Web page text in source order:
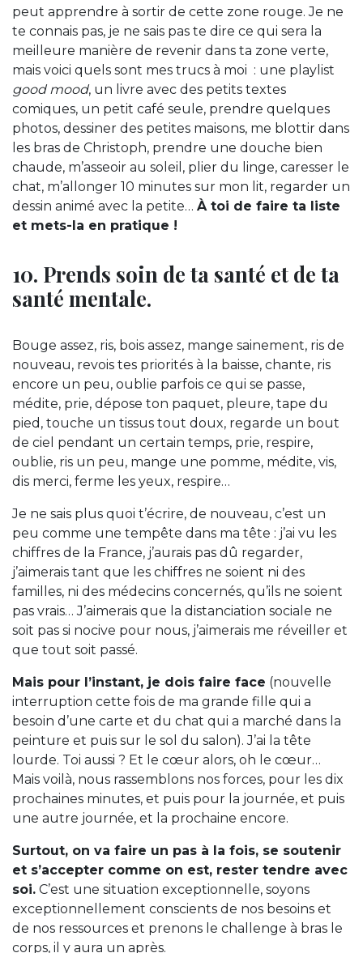
peut apprendre à sortir de cette zone rouge. Je ne
te connais pas, je ne sais pas te dire ce qui sera la
meilleure manière de revenir dans ta zone verte,
mais voici quels sont mes trucs à moi : une playlist
good mood, un livre avec des petits textes
comiques, un petit café seule, prendre quelques
photos, dessiner des petites maisons, me blottir dans
les bras de Christoph, prendre une douche bien
chaude, m’asseoir au soleil, plier du linge, caresser le
chat, m’allonger 10 minutes sur mon lit, regarder un
dessin animé avec la petite… À toi de faire ta liste
et mets-la en pratique !
10. Prends soin de ta santé et de ta
santé mentale.
Bouge assez, ris, bois assez, mange sainement, ris de
nouveau, revois tes priorités à la baisse, chante, ris
encore un peu, oublie parfois ce qui se passe,
médite, prie, dépose ton paquet, pleure, tape du
pied, touche un tissus tout doux, regarde un bout
de ciel pendant un certain temps, prie, respire,
oublie, ris un peu, mange une pomme, médite, vis,
dis merci, ferme les yeux, respire…
Je ne sais plus quoi t’écrire, de nouveau, c’est un
peu comme une tempête dans ma tête : j’ai vu les
chiffres de la France, j’aurais pas dû regarder,
j’aimerais tant que les chiffres ne soient ni des
familles, ni des médecins concernés, qu’ils ne soient
pas vrais… J’aimerais que la distanciation sociale ne
soit pas si nocive pour nous, j’aimerais me réveiller et
que tout soit passé.
Mais pour l’instant, je dois faire face (nouvelle
interruption cette fois de ma grande fille qui a
besoin d’une carte et du chat qui a marché dans la
peinture et puis sur le sol du salon). J’ai la tête
lourde. Toi aussi ? Et le cœur alors, oh le cœur…
Mais voilà, nous rassemblons nos forces, pour les dix
prochaines minutes, et puis pour la journée, et puis
une autre journée, et la prochaine encore.
Surtout, on va faire un pas à la fois, se soutenir
et s’accepter comme on est, rester tendre avec
soi. C’est une situation exceptionnelle, soyons
exceptionnellement conscients de nos besoins et
de nos ressources et prenons le challenge à bras le
corps, il y aura un après.